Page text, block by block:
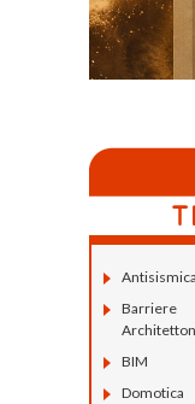
Antisismica
Barriere
BIM
Domotica